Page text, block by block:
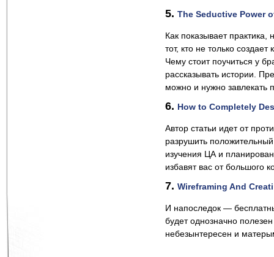
5. The Seductive Power
Как показывает
тот, кто не только
Чему стоит поучиться у
рассказывать истории.
можно и нужно завлекать
6. How to Completely
Автор статьи идет от
разрушить
изучения ЦА и
избавят вас от большого
7. Wireframing And
И напоследок —
будет однозначно
небезынтересен и